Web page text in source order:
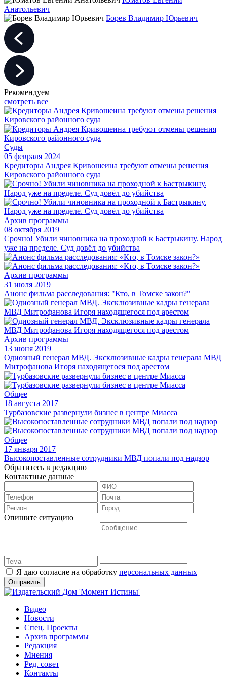
Анатольевич
Борев Владимир Юрьевич
Рекомендуем
смотреть все
Суды
05 февраля 2024
Кредиторы Андрея Кривошеина требуют отмены решения
Кировского районного суда
Архив программы
08 октября 2019
Срочно! Убили чиновника на проходной к Бастрыкину. Народ
уже на пределе. Суд довёл до убийства
Архив программы
31 июля 2019
Анонс фильма расследования: "Кто, в Томске закон?"
Архив программы
13 июня 2019
Одиозный генерал МВД. Эксклюзивные кадры генерала МВД
Митрофанова Игоря находящегося под арестом
Общее
18 августа 2017
Турбазовские развернули бизнес в центре Миасса
Общее
17 января 2017
Высокопоставленные сотрудники МВД попали под надзор
Обратитесь в редакцию
Контактные данные
Опишите ситуацию
Я даю согласие на обработку персональных данных
Видео
Новости
Спец. Проекты
Архив программы
Редакция
Мнения
Ред. совет
Контакты